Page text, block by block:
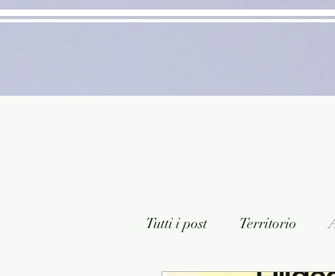
Tutti i post Territorio